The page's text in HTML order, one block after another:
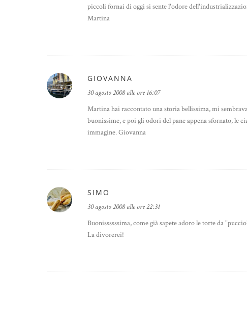
piccoli fornai di oggi si sente l'odore
Martina
GIOVANNA
30 agosto 2008 alle ore 16:07
Martina hai raccontato una storia bellissima, mi
buonissime, e poi gli odori del pane appena sfornato, le
immagine. Giovanna
SIMO
30 agosto 2008 alle ore 22:31
Buonissssssima, come già sapete adoro le torte da
La divorerei!